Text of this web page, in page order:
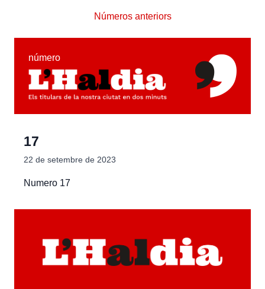
Números anteriors
número
17
22 de setembre de 2023
Numero 17